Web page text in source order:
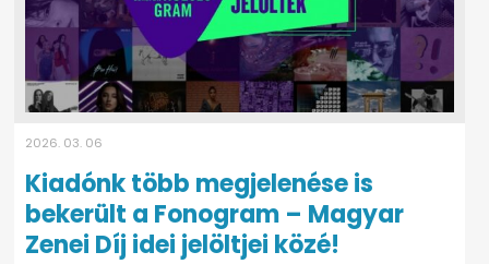
2026. 03. 06
Kiadónk több megjelenése is
bekerült a Fonogram – Magyar
Zenei Díj idei jelöltjei közé!